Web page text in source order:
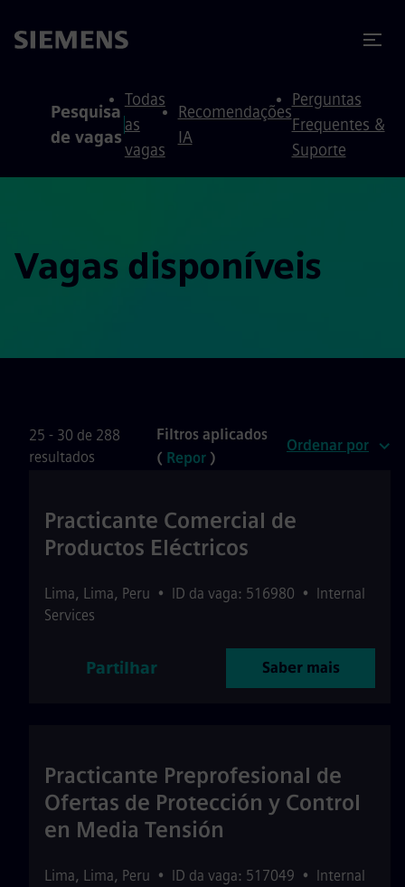
Pesquisa
de vagas
Todas
as
vagas
Recomendações
IA
Perguntas
Frequentes &
Suporte
Vagas disponíveis
25 - 30 de 288
resultados
Filtros aplicados
( Repor )
Ordenar por
Practicante Comercial de
Productos Eléctricos
Lima, Lima, Peru • ID da vaga: 516980 • Internal
Services
Partilhar Saber mais
Practicante Preprofesional de
Ofertas de Protección y Control
en Media Tensión
Lima, Lima, Peru • ID da vaga: 517049 • Internal